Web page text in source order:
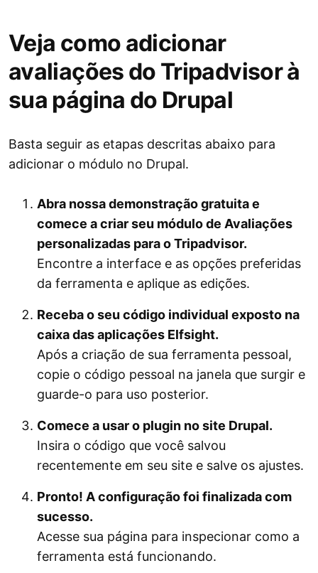
Veja como adicionar
avaliações do Tripadvisor à
sua página do Drupal
Basta seguir as etapas descritas abaixo para
adicionar o módulo no Drupal.
Abra nossa demonstração gratuita e
comece a criar seu módulo de Avaliações
personalizadas para o Tripadvisor.
Encontre a interface e as opções preferidas
da ferramenta e aplique as edições.
Receba o seu código individual exposto na
caixa das aplicações Elfsight.
Após a criação de sua ferramenta pessoal,
copie o código pessoal na janela que surgir e
guarde-o para uso posterior.
Comece a usar o plugin no site Drupal.
Insira o código que você salvou
recentemente em seu site e salve os ajustes.
Pronto! A configuração foi finalizada com
sucesso.
Acesse sua página para inspecionar como a
ferramenta está funcionando.